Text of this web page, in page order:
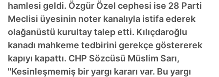
hamlesi geldi. Özgür Özel cephesi ise 28 Parti
Meclisi üyesinin noter kanalıyla istifa ederek
olağanüstü kurultay talep etti. Kılıçdaroğlu
kanadı mahkeme tedbirini gerekçe göstererek
kapıyı kapattı. CHP Sözcüsü Müslim Sarı,
"Kesinleşmemiş bir yargı kararı var. Bu yargı